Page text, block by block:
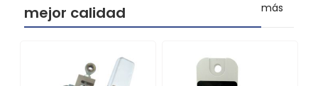
mejor calidad
más